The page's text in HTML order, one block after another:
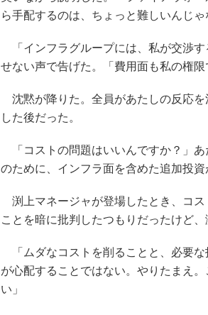
ら手配するのは、ちょっと難しいんじゃ
「インフラグループには、私が交渉す
せない声で告げた。「費用面も私の権
沈黙が降りた。全員があたしの反応を
した後だった。
「コストの問題はいいんですか？」
のために、インフラ面を含めた追加投
渕上マネージャが登場したとき、コス
ことを暗に批判したつもりだったけど
「ムダなコストを削ることと、必要
が心配することではない。やりたまえ
い」